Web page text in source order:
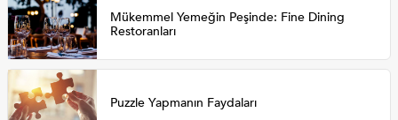
Mükemmel Yemeğin Peşinde: Fine Dining
Restoranları
Puzzle Yapmanın Faydaları